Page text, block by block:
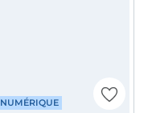
NUMÉRIQUE